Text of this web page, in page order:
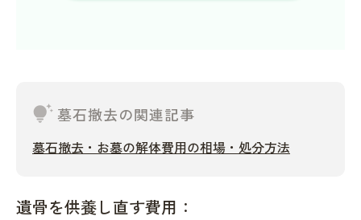
tips_and_updates墓石撤去の関連記事
墓石撤去・お墓の解体費用の相場・処分方法
遺骨を供養し直す費用：